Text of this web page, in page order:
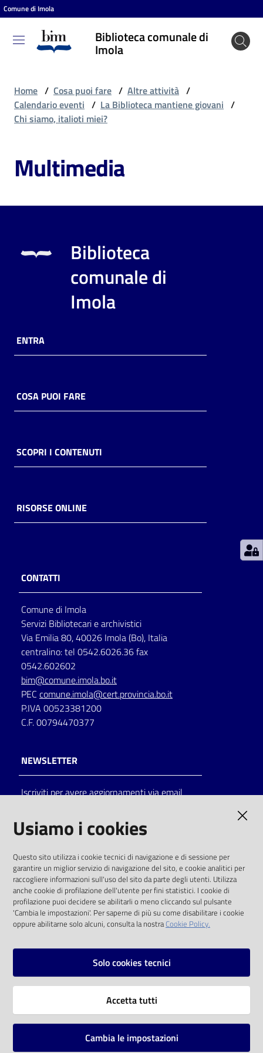
Vai al contenuto
Vai alla navigazione
Vai al footer
Comune di Imola
Biblioteca comunale di
Imola
Biblioteca
comunale
Cosa
fare
Scopri
online
Piani
Decentrate
Seguici
su
on line
Eventi
Chiedi al
bibliotecario
Avvisi
Home / Cosa puoi fare / Altre attività /
Calendario eventi / La Biblioteca mantiene giovani /
Chi siamo, italioti miei?
Multimedia
Biblioteca
comunale di
Imola
ENTRA
COSA PUOI FARE
SCOPRI I CONTENUTI
RISORSE ONLINE
CONTATTI
Comune di Imola
Servizi Bibliotecari e archivistici
Via Emilia 80, 40026 Imola (Bo), Italia
centralino: tel 0542.6026.36 fax
0542.602602
bim@comune.imola.bo.it
PEC comune.imola@cert.provincia.bo.it
P.IVA 00523381200
C.F. 00794470377
NEWSLETTER
Iscriviti per avere aggiornamenti via email
solo alle condizioni previste dalla direttiva
comunitaria 2003/98/CE e dal d.lgs. 36/2006
SOCIAL
Instagram
Vai alla pagina
Usiamo i cookies
Questo sito utilizza i cookie tecnici di navigazione e di sessione per
garantire un miglior servizio di navigazione del sito, e cookie analitici per
raccogliere informazioni sull'uso del sito da parte degli utenti. Utilizza
anche cookie di profilazione dell'utente per fini statistici. I cookie di
profilazione puoi decidere se abilitarli o meno cliccando sul pulsante
'Cambia le impostazioni'. Per saperne di più su come disabilitare i cookie
oppure abilitarne solo alcuni, consulta la nostraCookie Policy.
Solo cookies tecnici
Accetta tutti
Cambia le impostazioni